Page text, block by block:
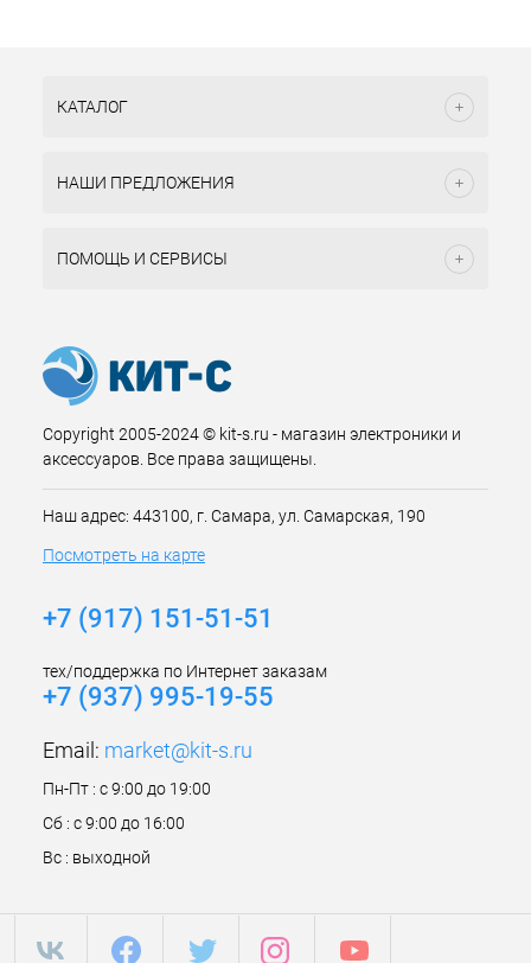
КАТАЛОГ
НАШИ ПРЕДЛОЖЕНИЯ
ПОМОЩЬ И СЕРВИСЫ
Copyright 2005-2024 © kit-s.ru - магазин электроники и
аксессуаров. Все права защищены.
Наш адрес: 443100, г. Самара, ул. Самарская, 190
Посмотреть на карте
+7 (917) 151-51-51
тех/поддержка по Интернет заказам
+7 (937) 995-19-55
Email: market@kit-s.ru
Пн-Пт : с 9:00 до 19:00
Сб : с 9:00 до 16:00
Вс : выходной